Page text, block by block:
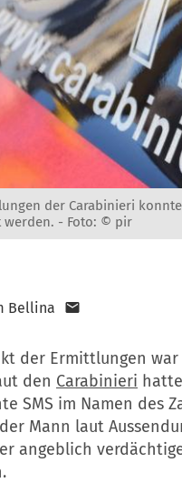
der Carabinieri
werden. - Foto: © pir
Bellina
der Ermittlungen
den Carabinieri
SMS im Namen des
Mann laut
angeblich